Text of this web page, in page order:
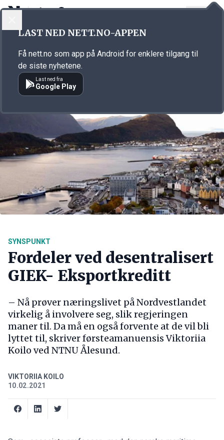
Annonsørinnhold
SYNSPUNKT
Fordeler ved desentralisert
GIEK- Eksportkreditt
– Nå prøver næringslivet på Nordvestlandet
virkelig å involvere seg, slik regjeringen
maner til. Da må en også forvente at de vil bli
lyttet til, skriver førsteamanuensis Viktoriia
Koilo ved NTNU Ålesund.
VIKTORIIA KOILO
10.02.2021
LAST NED NETT.NO-APPEN
Få nett.no som app på Android for enklere tilgang til
de siste nyhetene.
Last ned fra
Google Play